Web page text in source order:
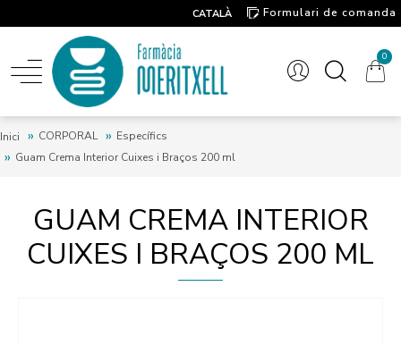
CATALÀ
Formulari de comanda
0
Inici CORPORAL
Específics
Guam Crema Interior Cuixes i Braços 200 ml
GUAM CREMA INTERIOR
CUIXES I BRAÇOS 200 ML